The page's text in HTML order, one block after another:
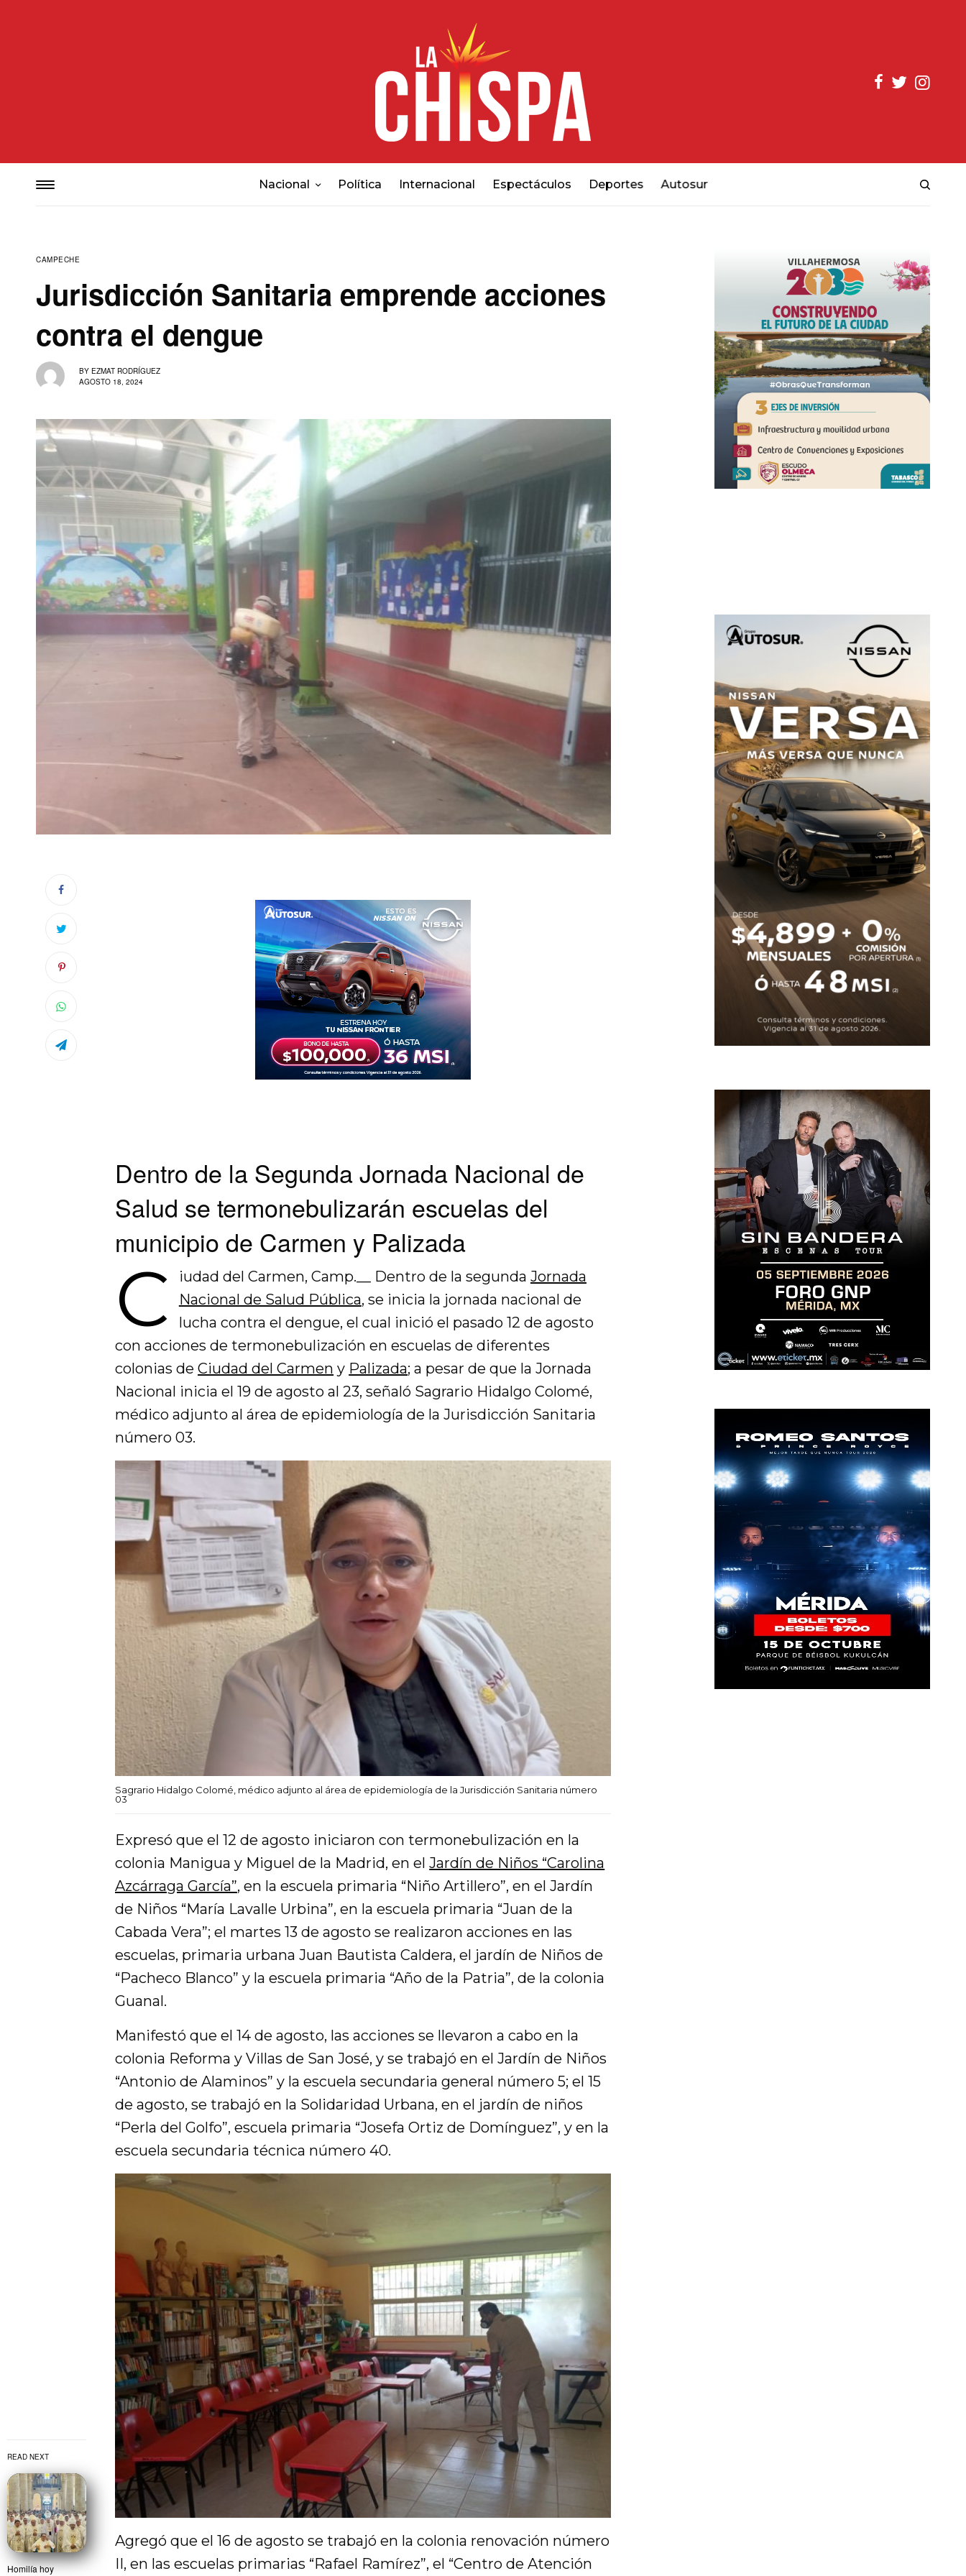
Nacional Política Internacional Espectáculos Deportes Autosur
CAMPECHE
Jurisdicción Sanitaria emprende acciones
contra el dengue
BY EZMAT RODRÍGUEZ
AGOSTO 18, 2024
READ NEXT
Homilía hoy
Dentro de la Segunda Jornada Nacional de
Salud se termonebulizarán escuelas del
municipio de Carmen y Palizada
C iudad del Carmen, Camp.__ Dentro de la segunda Jornada
Nacional de Salud Pública, se inicia la jornada nacional de
lucha contra el dengue, el cual inició el pasado 12 de agosto
con acciones de termonebulización en escuelas de diferentes
colonias deCiudad del Carmen y Palizada; a pesar de que la Jornada
Nacional inicia el 19 de agosto al 23, señaló Sagrario Hidalgo Colomé,
médico adjunto al área de epidemiología de la Jurisdicción Sanitaria
número 03.
Sagrario Hidalgo Colomé, médico adjunto al área de epidemiología de la Jurisdicción Sanitaria número
03
Expresó que el 12 de agosto iniciaron con termonebulización en la
colonia Manigua y Miguel de la Madrid, en elJardín de Niños “Carolina
Azcárraga García”, en la escuela primaria “Niño Artillero”, en el Jardín
de Niños “María Lavalle Urbina”, en la escuela primaria “Juan de la
Cabada Vera”; el martes 13 de agosto se realizaron acciones en las
escuelas, primaria urbana Juan Bautista Caldera, el jardín de Niños de
“Pacheco Blanco” y la escuela primaria “Año de la Patria”, de la colonia
Guanal.
Manifestó que el 14 de agosto, las acciones se llevaron a cabo en la
colonia Reforma y Villas de San José, y se trabajó en el Jardín de Niños
“Antonio de Alaminos” y la escuela secundaria general número 5; el 15
de agosto, se trabajó en la Solidaridad Urbana, en el jardín de niños
“Perla del Golfo”, escuela primaria “Josefa Ortiz de Domínguez”, y en la
escuela secundaria técnica número 40.
Agregó que el 16 de agosto se trabajó en la colonia renovación número
II, en las escuelas primarias “Rafael Ramírez”, el “Centro de Atención